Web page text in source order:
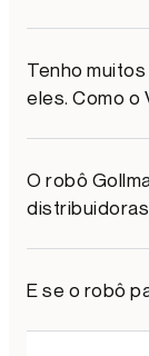
Tenho
eles. Como o
O robô
E se o robô